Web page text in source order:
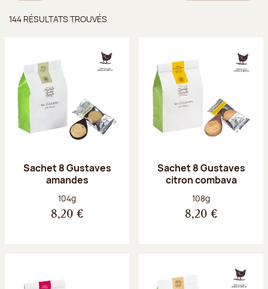
144 RÉSULTATS TROUVÉS
Sachet 8 Gustaves
amandes
Poids net :
104g
8,20 €
Sachet 8 Gustaves
citron combava
Poids net :
108g
8,20 €